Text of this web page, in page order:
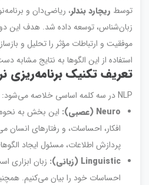
توسط ریچارد بندلر، ریاضی‌دان و
زبان‌شناس، توسعه داده شد. هدف این
موفقیت و ارتباطات مؤثر را تحلیل و
استفاده از این الگوها به نتایج مشابه
تعریف تکنیک برنامه‌ریزی
NLP در سه کلمه اساسی خلاصه می‌شود:
Neuro (عصبی):
این بخش به نحوه
افکار، احساسات، و رفتارهای انسان
پردازش اطلاعات، مسئول ایجاد
Linguistic (زبانی):
زبان ابزاری
احساسات خود را بیان می‌کنیم.